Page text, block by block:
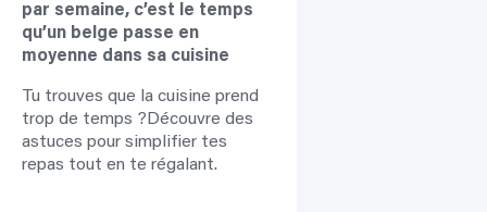
par semaine, c’est le temps
qu’un belge passe en
moyenne dans sa cuisine
Tu trouves que la cuisine prend
trop de temps ?Découvre des
astuces pour simplifier tes
repas tout en te régalant.